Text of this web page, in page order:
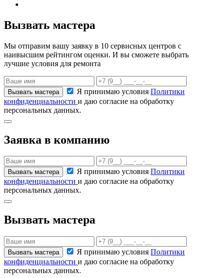
Вызвать мастера
Мы отправим вашу заявку в 10 сервисных центров с
наивысшим рейтингом оценки. И вы сможете выбрать
лучшие условия для ремонта
Я принимаю условия Политики
конфиденциальности и даю согласие на обработку
персональных данных.
Заявка в компанию
Я принимаю условия Политики
конфиденциальности и даю согласие на обработку
персональных данных.
Вызвать мастера
Я принимаю условия Политики
конфиденциальности и даю согласие на обработку
персональных данных.